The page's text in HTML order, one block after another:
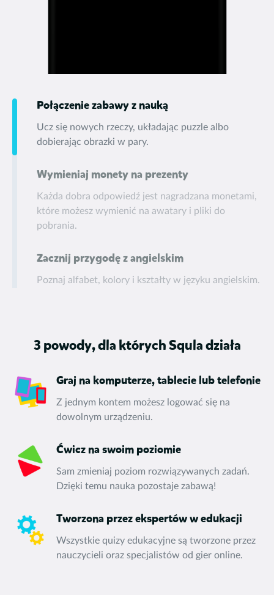
Połączenie zabawy z nauką
Ucz się nowych rzeczy, układając puzzle albo
dobierając obrazki w pary.
Wymieniaj monety na prezenty
Każda dobra odpowiedź jest nagradzana monetami,
które możesz wymienić na awatary i pliki do
pobrania.
Zacznij przygodę z angielskim
Poznaj alfabet, kolory i kształty w języku angielskim.
3 powody, dla których Squla działa
Graj na komputerze, tablecie lub telefonie
Z jednym kontem możesz logować się na
dowolnym urządzeniu.
Ćwicz na swoim poziomie
Sam zmieniaj poziom rozwiązywanych zadań.
Dzięki temu nauka pozostaje zabawą!
Tworzona przez ekspertów w edukacji
Wszystkie quizy edukacyjne są tworzone przez
nauczycieli oraz specjalistów od gier online.